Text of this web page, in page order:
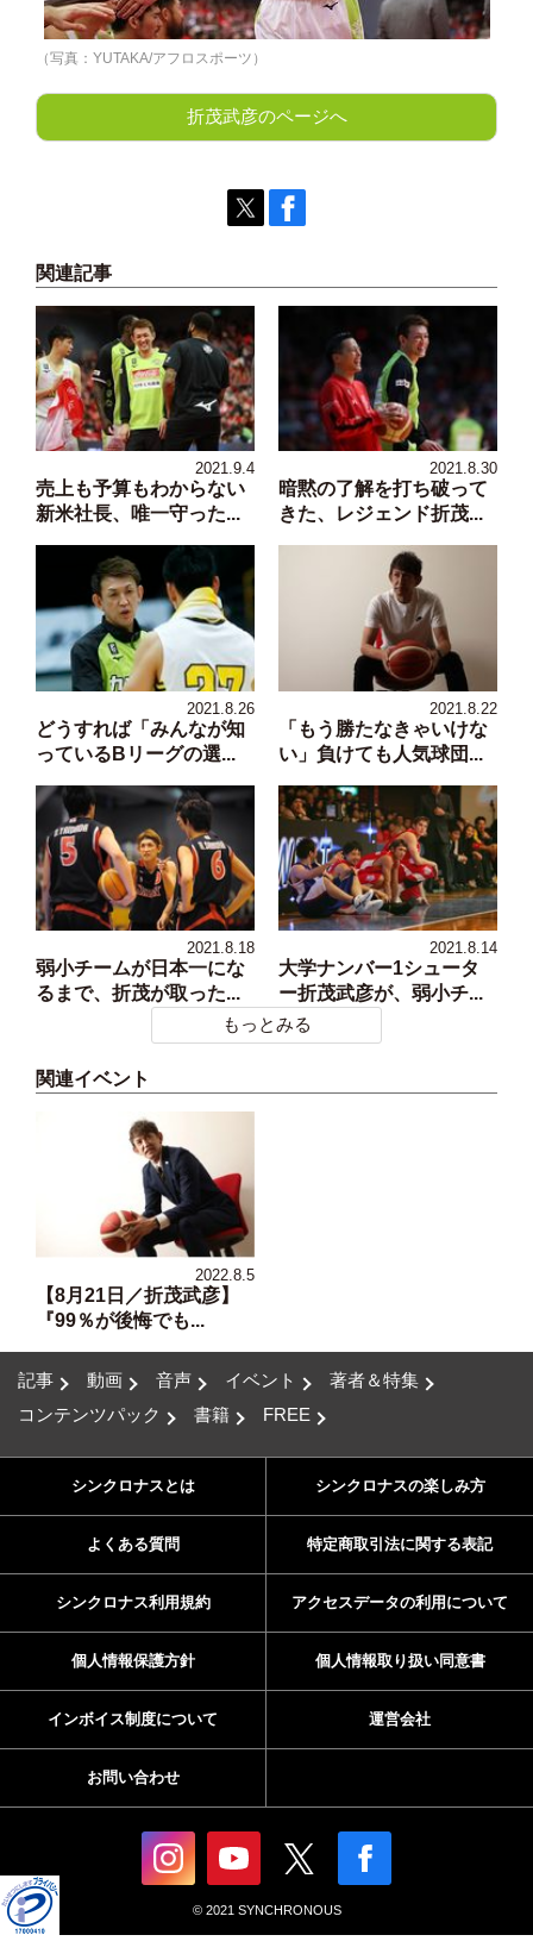
（写真：YUTAKA/アフロスポーツ）
折茂武彦のページへ
関連記事
2021.9.4
売上も予算もわからない
新米社長、唯一守った...
2021.8.30
暗黙の了解を打ち破って
きた、レジェンド折茂...
2021.8.26
どうすれば「みんなが知
っているBリーグの選...
2021.8.22
「もう勝たなきゃいけな
い」負けても人気球団...
2021.8.18
弱小チームが日本一にな
るまで、折茂が取った...
2021.8.14
大学ナンバー1シュータ
ー折茂武彦が、弱小チ...
もっとみる
関連イベント
2022.8.5
【8月21日／折茂武彦】
『99％が後悔でも...
記事 動画 音声 イベント
著者＆特集
コンテンツパック
書籍 FREE
シンクロナスとは シンクロナスの楽しみ方
よくある質問 特定商取引法に関する表記
シンクロナス利用規約 アクセスデータの利用について
個人情報保護方針 個人情報取り扱い同意書
インボイス制度について 運営会社
お問い合わせ
© 2021 SYNCHRONOUS